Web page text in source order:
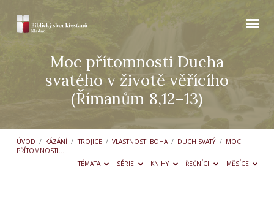
Moc přítomnosti Ducha
svatého v životě věřícího
(Římanům 8,12–13)
ÚVOD / KÁZÁNÍ / TROJICE / VLASTNOSTI BOHA / DUCH SVATÝ / MOC
PŘÍTOMNOSTI…
TÉMATA
SÉRIE KNIHY ŘEČNÍCI MĚSÍCE